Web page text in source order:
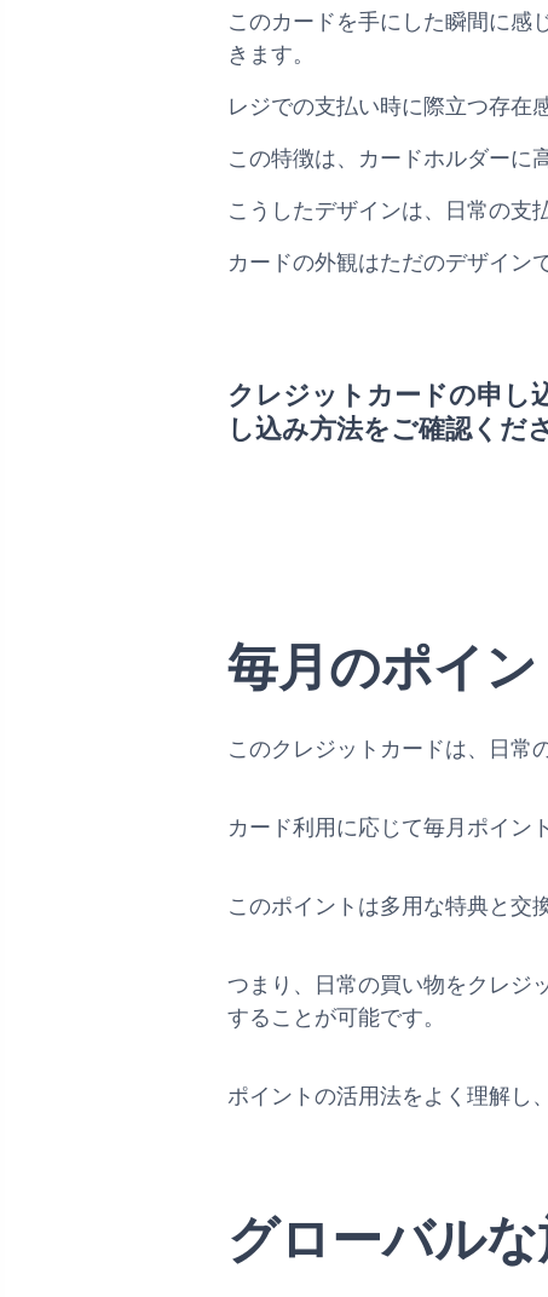
このカードを手にした瞬間に感
きます。
レジでの支払い時に際立つ存在
この特徴は、カードホルダーに
こうしたデザインは、日常の支
カードの外観はただのデザイン
クレジットカードの申し
し込み方法をご確認くだ
毎月のポイ
このクレジットカードは、日常
カード利用に応じて毎月ポイン
このポイントは多用な特典と交
つまり、日常の買い物をクレジ
することが可能です。
ポイントの活用法をよく理解し
グローバル